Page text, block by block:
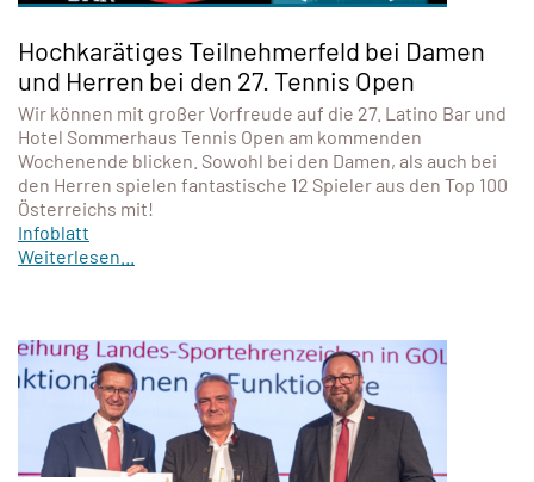
Hochkarätiges Teilnehmerfeld bei Damen
und Herren bei den 27. Tennis Open
Wir können mit großer Vorfreude auf die 27. Latino Bar und
Hotel Sommerhaus Tennis Open am kommenden
Wochenende blicken. Sowohl bei den Damen, als auch bei
den Herren spielen fantastische 12 Spieler aus den Top 100
Österreichs mit!
Infoblatt
Weiterlesen...